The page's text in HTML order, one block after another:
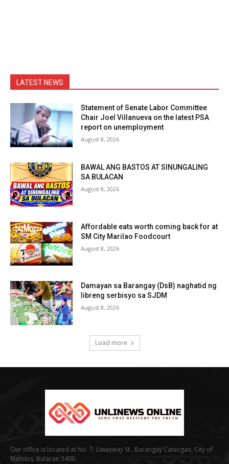
LATEST NEWS
Statement of Senate Labor Committee
Chair Joel Villanueva on the latest PSA
report on unemployment
August 8, 2026
BAWAL ANG BASTOS AT SINUNGALING
SA BULACAN
August 8, 2026
Affordable eats worth coming back for at
SM City Marilao Foodcourt
August 8, 2026
Damayan sa Barangay (DsB) naghatid ng
libreng serbisyo sa SJDM
August 8, 2026
Load more
Our office is located at No. 7, Liwayway St., Barangay Caniogan, City of
Malolos, Bulacan 3400.